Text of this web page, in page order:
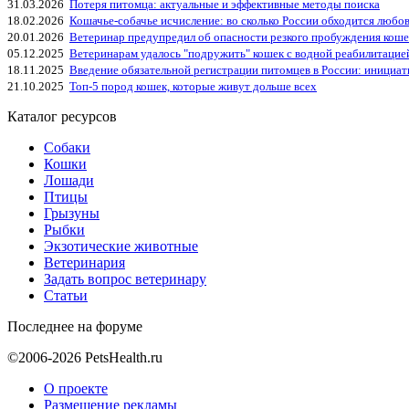
31.03.2026 Потеря питомца: актуальные и эффективные методы поиска
18.02.2026 Кошачье-собачье исчисление: во сколько России обходится
20.01.2026 Ветеринар предупредил об опасности резкого пробуждения
05.12.2025 Ветеринарам удалось "подружить" кошек с водной
18.11.2025 Введение обязательной регистрации питомцев в России:
21.10.2025 Топ-5 пород кошек, которые живут дольше всех
Каталог ресурсов
Собаки
Кошки
Лошади
Птицы
Грызуны
Рыбки
Экзотические животные
Ветеринария
Задать вопрос ветеринару
Статьи
Последнее на форуме
©2006-2026 PetsHealth.ru
О проекте
Размещение рекламы